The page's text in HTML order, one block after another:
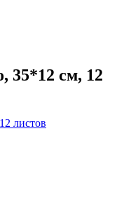
35*12 см, 12